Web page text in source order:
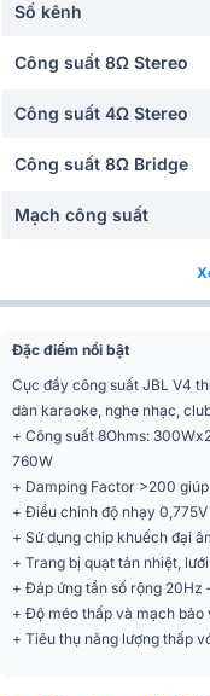
Số kênh
Công suất 8Ω Stereo
Công suất 4Ω Stereo
Công suất 8Ω Bridge
Mạch công suất
Ứng dụng mở rộng
Phân khúc
THD+N
Trở kháng đầu vào
Độ nhạy
Đặc điểm nổi bật
Cục đẩy công suất JBL V4
dàn karaoke, nghe nhạc,
+ Công suất 8Ohms:
760W
+ Damping Factor >200
+ Điều chỉnh độ nhạy 0,775V
+ Sử dụng chip khuếch đại
+ Trang bị quạt tản nhiệt,
+ Đáp ứng tần số rộng 20Hz
+ Độ méo thấp và mạch bảo
+ Tiêu thụ năng lượng thấp